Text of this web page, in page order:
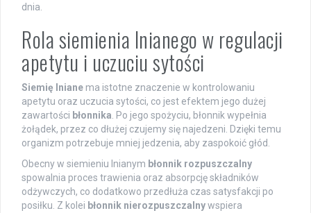
dnia.
Rola siemienia lnianego w regulacji
apetytu i uczuciu sytości
Siemię lniane ma istotne znaczenie w kontrolowaniu
apetytu oraz uczucia sytości, co jest efektem jego dużej
zawartości błonnika . Po jego spożyciu, błonnik wypełnia
żołądek, przez co dłużej czujemy się najedzeni. Dzięki temu
organizm potrzebuje mniej jedzenia, aby zaspokoić głód.
Obecny w siemieniu lnianym błonnik rozpuszczalny
spowalnia proces trawienia oraz absorpcję składników
odżywczych, co dodatkowo przedłuża czas satysfakcji po
posiłku. Z kolei błonnik nierozpuszczalnywspiera